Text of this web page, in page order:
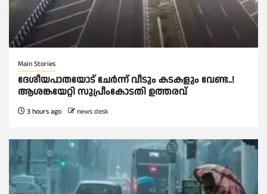
Main Stories
ദേശീയപാതയോട് ചേര്‍ന്ന് വീടും കടകളും വേണ്ട..!
ആശങ്കയേറ്റി സുപ്രീംകോടതി ഉത്തരവ്
3 hours ago news desk